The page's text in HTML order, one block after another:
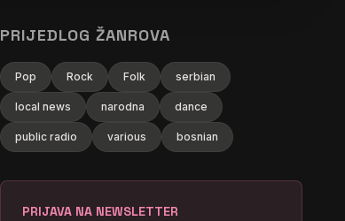
PRIJEDLOG ŽANROVA
Pop Rock Folk serbian
local news narodna dance
public radio various bosnian
PRIJAVA NA NEWSLETTER